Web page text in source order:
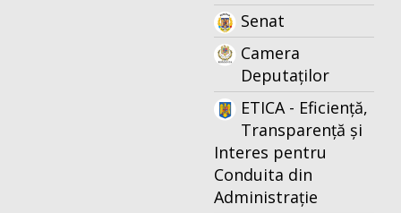
Senat
Camera
Deputaților
ETICA - Eficiență,
Transparență și
Interes pentru
Conduita din
Administrație